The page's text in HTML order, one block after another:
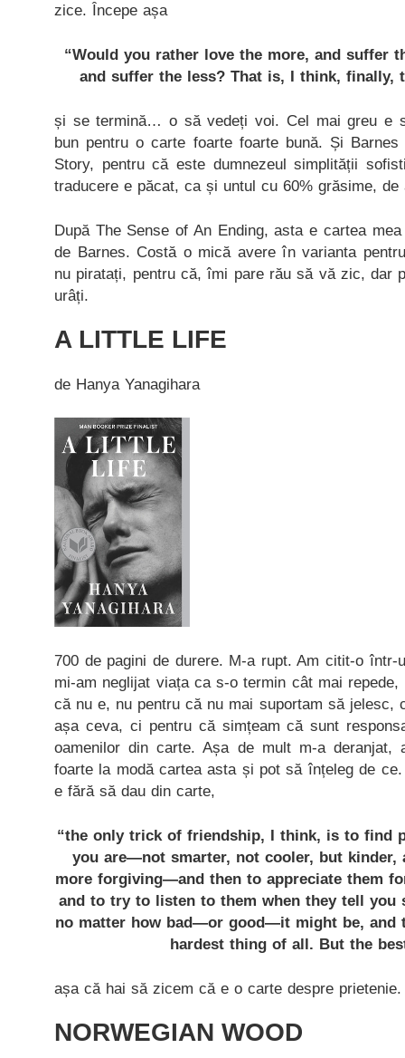
zice. Începe așa
“Would you rather love the more, and suffer
and suffer the less? That is, I think, finally,
și se termină… o să vedeți voi. Cel mai greu e
bun pentru o carte foarte foarte bună. Și
Story, pentru că este dumnezeul simplității
traducere e păcat, ca și untul cu 60% grăsime, de
După The Sense of An Ending, asta e cartea
de Barnes. Costă o mică avere în varianta
nu piratați, pentru că, îmi pare rău să vă zic, dar
urâți.
A LITTLE LIFE
de Hanya Yanagihara
700 de pagini de durere. M-a rupt. Am citit-o într-
mi-am neglijat viața ca s-o termin cât mai
că nu e, nu pentru că nu mai suportam să jelesc,
așa ceva, ci pentru că simțeam că sunt
oamenilor din carte. Așa de mult m-a
foarte la modă cartea asta și pot să înțeleg de
e fără să dau din carte,
“the only trick of friendship, I think, is to find
you are—not smarter, not cooler, but kinder,
more forgiving—and then to appreciate them
and to try to listen to them when they tell you
no matter how bad—or good—it might be, and
hardest thing of all. But the
așa că hai să zicem că e o carte despre prietenie.
NORWEGIAN WOOD